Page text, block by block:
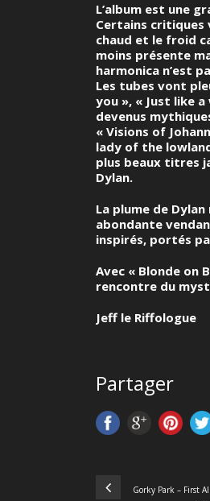
L’album est une
Certains
chaud et le froid
moins présente
harmonica n’est
Les tubes vont
you », « Just like
devenus
« Visions of
lady of the
plus beaux titres
Dylan.
La plume de
abondante
inspirés, portés
Avec « Blonde on
rencontre du
Jeff le Riffologue
Partager
Gorky Park – First